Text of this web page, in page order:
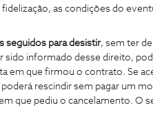
fidelização, as condições do
seguidos para desistir, sem ter
sido informado desse direito,
em que firmou o contrato. Se
poderá rescindir sem pagar um
que pediu o cancelamento. O